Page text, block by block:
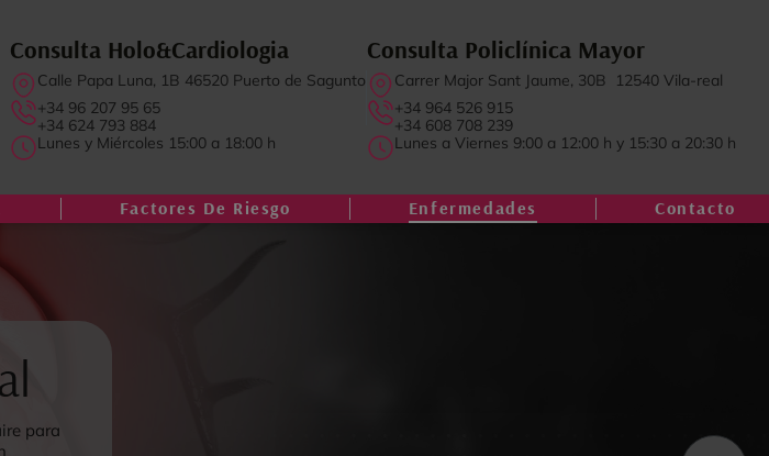
Consulta Holo&Cardiologia
Calle Papa Luna, 1B 46520 Puerto de Sagunto
+34 96 207 95 65
+34 624 793 884
Lunes y Miércoles 15:00 a 18:00 h
Consulta Policlínica Mayor
Carrer Major Sant Jaume, 30B 12540 Vila-real
+34 964 526 915
+34 608 708 239
Lunes a Viernes 9:00 a 12:00 h y 15:30 a 20:30 h
Factores De Riesgo Enfermedades Contacto
para